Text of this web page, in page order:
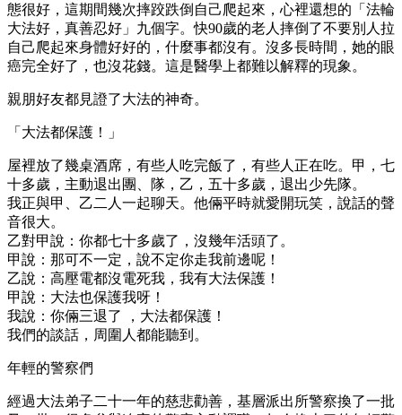
態很好，這期間幾次摔跤跌倒自己爬起來，心裡還想的「法輪
大法好，真善忍好」九個字。快90歲的老人摔倒了不要別人拉
自己爬起來身體好好的，什麼事都沒有。沒多長時間，她的眼
癌完全好了，也沒花錢。這是醫學上都難以解釋的現象。
親朋好友都見證了大法的神奇。
「大法都保護！」
屋裡放了幾桌酒席，有些人吃完飯了，有些人正在吃。甲，七
十多歲，主動退出團、隊，乙，五十多歲，退出少先隊。
我正與甲、乙二人一起聊天。他倆平時就愛開玩笑，說話的聲
音很大。
乙對甲說：你都七十多歲了，沒幾年活頭了。
甲說：那可不一定，說不定你走我前邊呢！
乙說：高壓電都沒電死我，我有大法保護！
甲說：大法也保護我呀！
我說：你倆三退了 ，大法都保護！
我們的談話，周圍人都能聽到。
年輕的警察們
經過大法弟子二十一年的慈悲勸善，基層派出所警察換了一批